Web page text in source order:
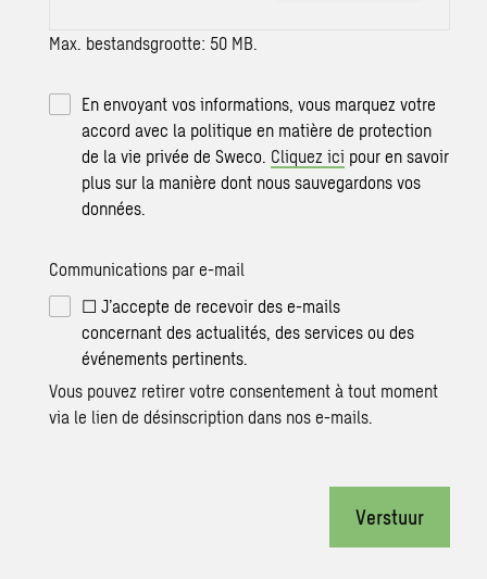
Max. bestandsgrootte: 50 MB.
En envoyant vos informations, vous marquez votre
accord avec la politique en matière de protection
de la vie privée de Sweco. Cliquez ici pour en savoir
plus sur la manière dont nous sauvegardons vos
données.
Communications par e-mail
☐ J’accepte de recevoir des e-mails
concernant des actualités, des services ou des
événements pertinents.
Vous pouvez retirer votre consentement à tout moment
via le lien de désinscription dans nos e-mails.
Verstuur